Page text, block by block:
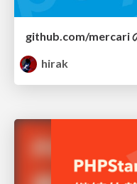
github.com/mercari
hirak